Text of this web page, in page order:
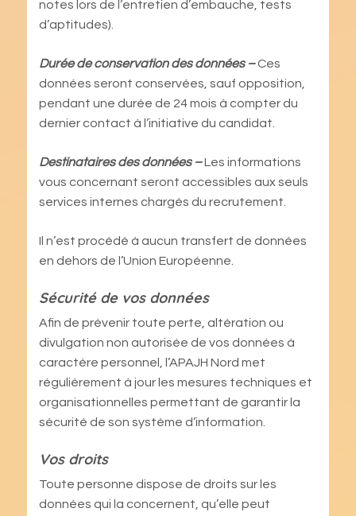
notes lors de l’entretien d’embauche, tests
d’aptitudes).
Durée de conservation des données –Ces
données seront conservées, sauf opposition,
pendant une durée de 24 mois à compter du
dernier contact à l’initiative du candidat.
Destinataires des données –Les informations
vous concernant seront accessibles aux seuls
services internes chargés du recrutement.
Il n’est procédé à aucun transfert de données
en dehors de l’Union Européenne.
Sécurité de vos données
Afin de prévenir toute perte, altération ou
divulgation non autorisée de vos données à
caractère personnel, l’APAJH Nord met
régulièrement à jour les mesures techniques et
organisationnelles permettant de garantir la
sécurité de son système d’information.
Vos droits
Toute personne dispose de droits sur les
données qui la concernent, qu’elle peut